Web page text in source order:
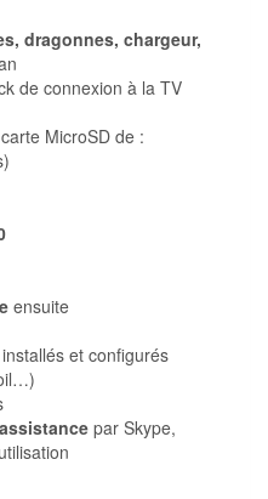
dragonnes, chargeur,
de connexion à la TV
MicroSD de :
ensuite
et configurés
par Skype,